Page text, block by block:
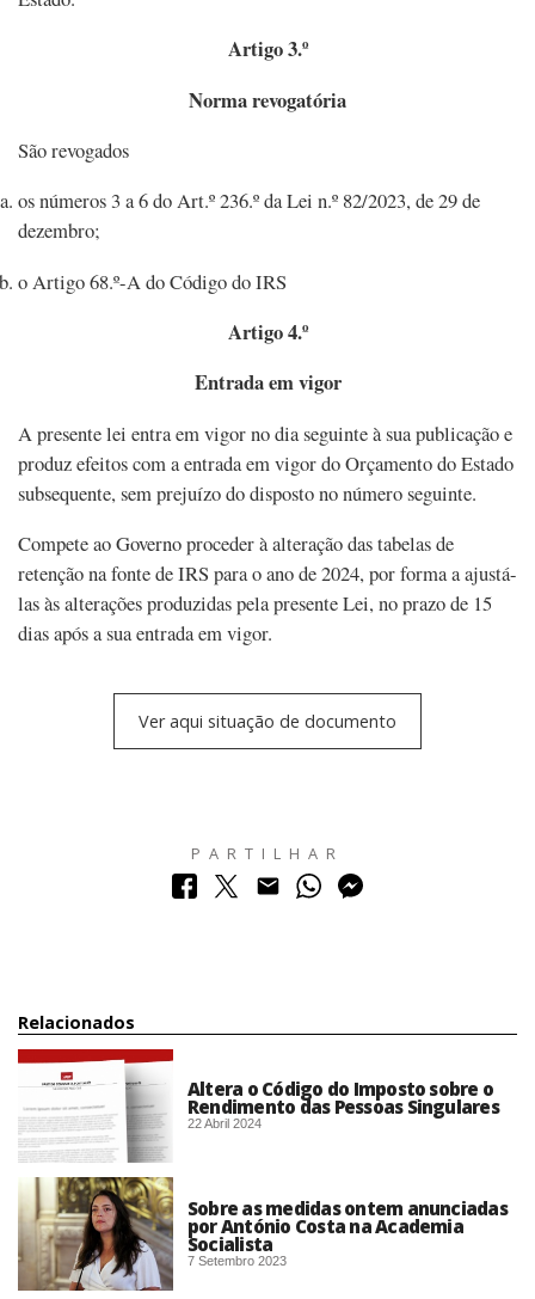
Artigo 3.º
Norma revogatória
São revogados
os números 3 a 6 do Art.º 236.º da Lei n.º 82/2023, de 29 de
dezembro;
o Artigo 68.º-A do Código do IRS
Artigo 4.º
Entrada em vigor
A presente lei entra em vigor no dia seguinte à sua publicação e
produz efeitos com a entrada em vigor do Orçamento do Estado
subsequente, sem prejuízo do disposto no número seguinte.
Compete ao Governo proceder à alteração das tabelas de
retenção na fonte de IRS para o ano de 2024, por forma a ajustá-
las às alterações produzidas pela presente Lei, no prazo de 15
dias após a sua entrada em vigor.
Ver aqui situação de documento
PARTILHAR
Relacionados
Altera o Código do Imposto sobre o
Rendimento das Pessoas Singulares
22 Abril 2024
Sobre as medidas ontem anunciadas
por António Costa na Academia
Socialista
7 Setembro 2023